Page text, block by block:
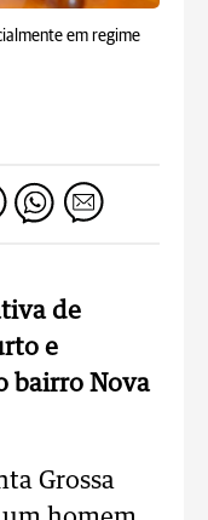
em regime
de
e
bairro Nova
Grossa